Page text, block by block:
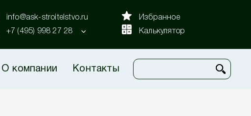
info@ask-stroitelstvo.ru
+7 (495) 998 27 28
Избранное
Калькулятор
О компании Контакты